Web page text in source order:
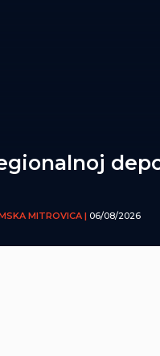
MITROVICA | 06/08/2026